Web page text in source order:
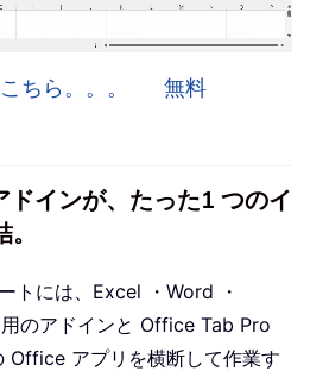
ちら。。。
無料
インが、たった1 つのイ
トには、Excel ・Word ・
のアドインと Office Tab Pro
Office アプリを横断して作業す